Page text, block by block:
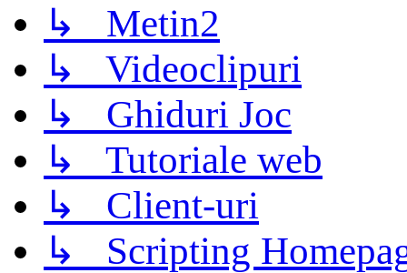
↳ Metin2
↳ Videoclipuri
↳ Ghiduri Joc
↳ Tutoriale web
↳ Client-uri
↳ Scripting